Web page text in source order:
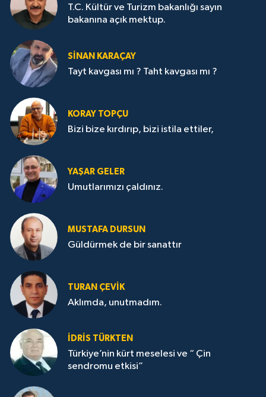
T.C. Kültür ve Turizm bakanlığı sayın
bakanına açık mektup.
SİNAN KARAÇAY
Tayt kavgası mı ? Taht kavgası mı ?
KORAY TOPÇU
Bizi bize kırdırıp, bizi istila ettiler,
YAŞAR GELER
Umutlarımızı çaldınız.
MUSTAFA DURSUN
Güldürmek de bir sanattır
TURAN ÇEVİK
Aklımda, unutmadım.
İDRİS TÜRKTEN
Türkiye’nin kürt meselesi ve “ Çin
sendromu etkisi”